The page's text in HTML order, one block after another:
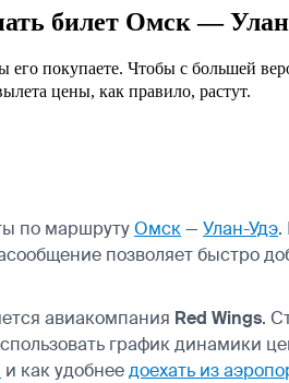
билет Омск —
его покупаете. Чтобы с большей
цены, как правило, растут.
по маршрутуОмск— Улан-Удэ.
позволяет быстро
авиакомпания Red Wings.
график динамики
и как удобнеедоехать из